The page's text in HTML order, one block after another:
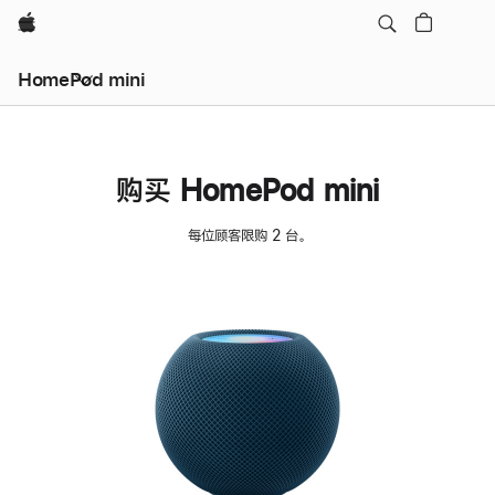
Apple
HomePod mini
购买 HomePod mini
每位顾客限购 2 台。